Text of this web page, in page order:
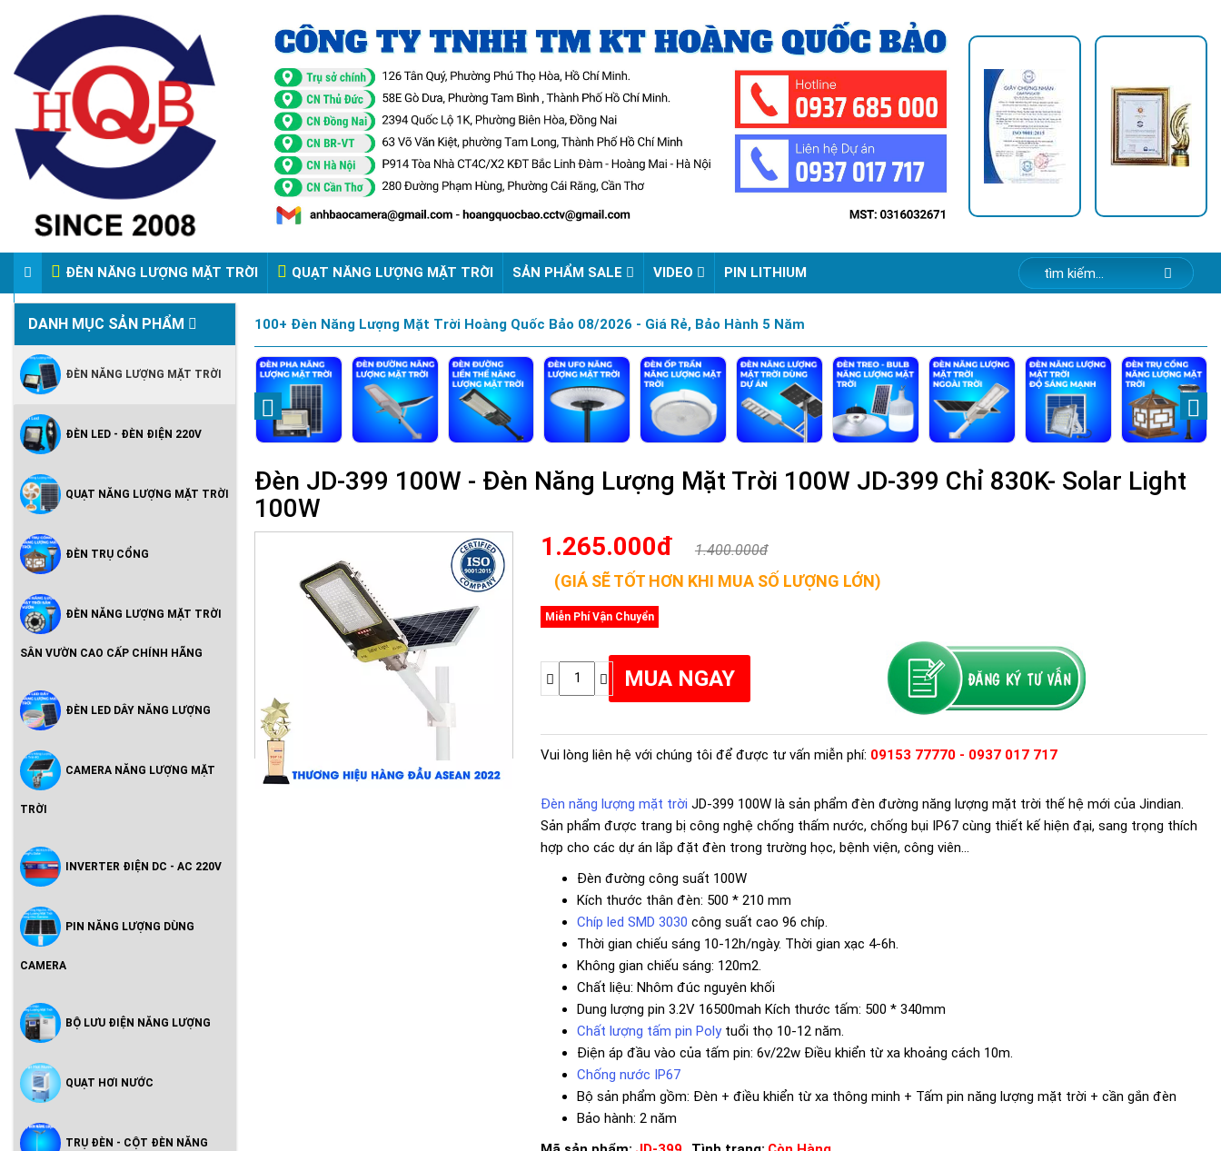
ĐÈN NĂNG LƯỢNG MẶT TRỜI QUẠT NĂNG LƯỢNG MẶT TRỜI SẢN PHẨM SALE VIDEO PIN LITHIUM
VIDEO ĐÈN PHA ĐIỆN 220V
DANH MỤC SẢN PHẨM
ĐÈN NĂNG LƯỢNG MẶT TRỜI
Vườn Cao Cấp Chính Hãng
ĐÈN LED - ĐÈN ĐIỆN 220V
Hoàng Quốc Bảo - Độ Sáng Cao,
QUẠT NĂNG LƯỢNG MẶT TRỜI
ĐÈN TRỤ CỔNG
ĐÈN NĂNG LƯỢNG MẶT TRỜI
SÂN VƯỜN CAO CẤP CHÍNH HÃNG
ĐÈN LED DÂY NĂNG LƯỢNG
CAMERA NĂNG LƯỢNG MẶT
TRỜI
INVERTER ĐIỆN DC - AC 220V
PIN NĂNG LƯỢNG DÙNG
CAMERA
BỘ LƯU ĐIỆN NĂNG LƯỢNG
QUẠT HƠI NƯỚC
TRỤ ĐÈN - CỘT ĐÈN NĂNG
100+ Đèn Năng Lượng Mặt Trời Hoàng Quốc Bảo 08/2026 - Giá Rẻ, Bảo Hành 5 Năm
Đèn JD-399 100W - Đèn Năng Lượng Mặt Trời 100W JD-399 Chỉ 830K- Solar Light
100W
1.265.000đ
1.400.000đ
(GIÁ SẼ TỐT HƠN KHI MUA SỐ LƯỢNG LỚN)
Miễn Phí Vận Chuyển
Vui lòng liên hệ với chúng tôi để được tư vấn miễn phí: 09153 77770 - 0937 017 717
Đèn năng lượng mặt trời JD-399 100W là sản phẩm đèn đường năng lượng mặt trời thế hệ mới của Jindian.
Sản phẩm được trang bị công nghệ chống thấm nước, chống bụi IP67 cùng thiết kế hiện đại, sang trọng thích
hợp cho các dự án lắp đặt đèn trong trường học, bệnh viện, công viên...
Đèn đường công suất 100W
Kích thước thân đèn: 500 * 210 mm
Chíp led SMD 3030 công suất cao 96 chíp.
Thời gian chiếu sáng 10-12h/ngày. Thời gian xạc 4-6h.
Không gian chiếu sáng: 120m2.
Chất liệu: Nhôm đúc nguyên khối
Dung lượng pin 3.2V 16500mah Kích thước tấm: 500 * 340mm
Chất lượng tấm pin Polytuổi thọ 10-12 năm.
Điện áp đầu vào của tấm pin: 6v/22w Điều khiển từ xa khoảng cách 10m.
Chống nước IP67
Bộ sản phẩm gồm: Đèn + điều khiển từ xa thông minh + Tấm pin năng lượng mặt trời + cần gắn đèn
Bảo hành: 2 năm